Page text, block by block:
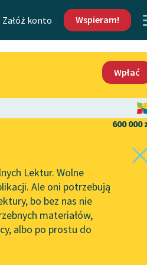
Załóż konto Wspieram!
Kontakt
O projekcie
Zasady wykorzystania
Wolnych Lektur
Logotypy
Materiały promocyjne
Wpłać
600 000
Lektur. Wolne
Ale oni potrzebują
bo bez nas nie
materiałów,
albo po prostu do